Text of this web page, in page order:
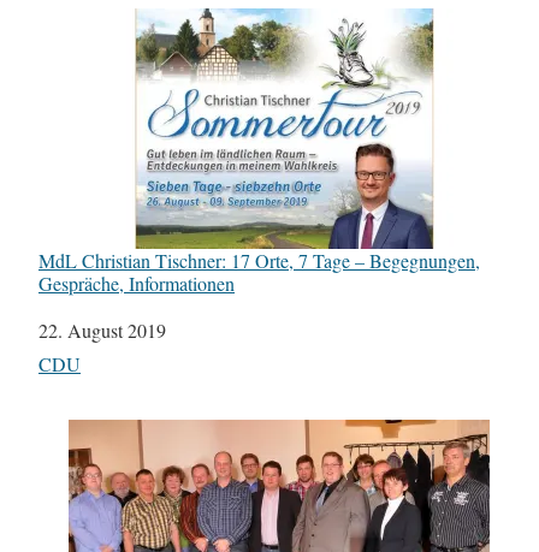
MdL Christian Tischner: 17 Orte, 7 Tage – Begegnungen,
Gespräche, Informationen
Datum
22. August 2019
In Bezug auf
CDU